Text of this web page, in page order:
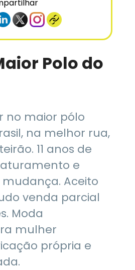
Polo do
no maior pólo
na melhor rua,
11 anos de
e
Aceito
venda parcial
Moda
mulher
própria e